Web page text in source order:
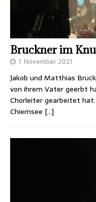
Bruckner im
1. November 2021
Jakob und Matthias
von ihrem Vater geerbt
Chorleiter gearbeitet
Chiemsee […]